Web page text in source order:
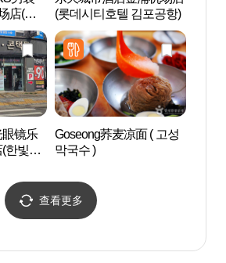
店(닥
김포
(롯데시티호텔 김포공항)
眼镜乐
한빛안
Goseong荞麦凉面 ( 고성
막국수 )
查看更多